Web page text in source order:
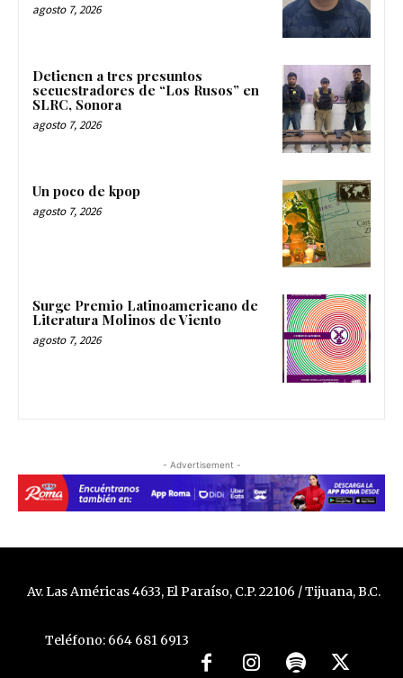
agosto 7, 2026
Detienen a tres presuntos
secuestradores de “Los Rusos” en
SLRC, Sonora
agosto 7, 2026
Un poco de kpop
agosto 7, 2026
Surge Premio Latinoamericano de
Literatura Molinos de Viento
agosto 7, 2026
- Advertisement -
Av. Las Américas 4633, El Paraíso, C.P. 22106 / Tijuana, B.C.
Teléfono: 664 681 6913